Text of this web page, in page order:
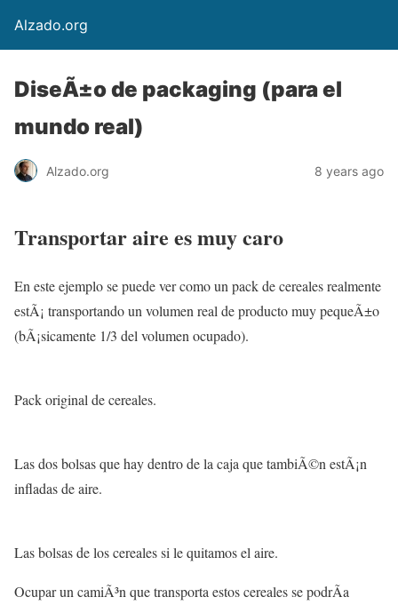
Alzado.org
DiseÃ±o de packaging (para el
mundo real)
Alzado.org 8 years ago
Transportar aire es muy caro
En este ejemplo se puede ver como un pack de cereales realmente
estÃ¡ transportando un volumen real de producto muy pequeÃ±o
(bÃ¡sicamente 1/3 del volumen ocupado).
Pack original de cereales.
Las dos bolsas que hay dentro de la caja que tambiÃ©n estÃ¡n
infladas de aire.
Las bolsas de los cereales si le quitamos el aire.
Ocupar un camiÃ³n que transporta estos cereales se podrÃ­a